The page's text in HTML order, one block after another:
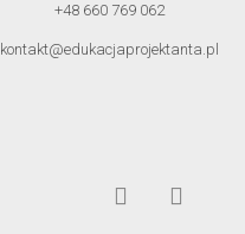
+48 660 769 062
kontakt@edukacjaprojektanta.pl